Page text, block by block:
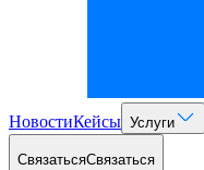
НовостиКейсы Услуги
СвязатьсяСвязаться